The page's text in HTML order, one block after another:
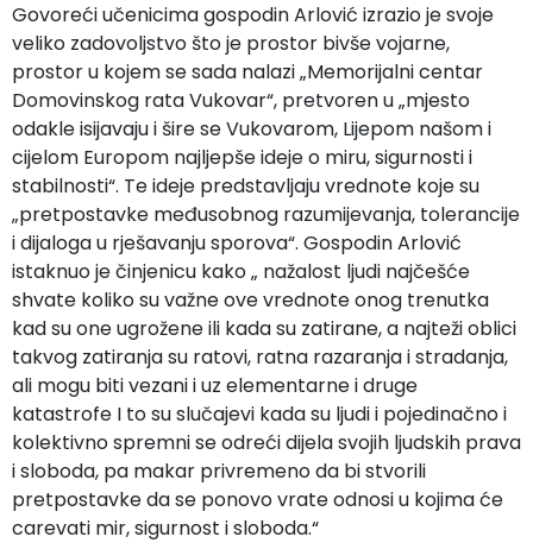
Govoreći učenicima gospodin Arlović izrazio je svoje
veliko zadovoljstvo što je prostor bivše vojarne,
prostor u kojem se sada nalazi „Memorijalni centar
Domovinskog rata Vukovar“, pretvoren u „mjesto
odakle isijavaju i šire se Vukovarom, Lijepom našom i
cijelom Europom najljepše ideje o miru, sigurnosti i
stabilnosti“. Te ideje predstavljaju vrednote koje su
„pretpostavke međusobnog razumijevanja, tolerancije
i dijaloga u rješavanju sporova“. Gospodin Arlović
istaknuo je činjenicu kako „ nažalost ljudi najčešće
shvate koliko su važne ove vrednote onog trenutka
kad su one ugrožene ili kada su zatirane, a najteži oblici
takvog zatiranja su ratovi, ratna razaranja i stradanja,
ali mogu biti vezani i uz elementarne i druge
katastrofe I to su slučajevi kada su ljudi i pojedinačno i
kolektivno spremni se odreći dijela svojih ljudskih prava
i sloboda, pa makar privremeno da bi stvorili
pretpostavke da se ponovo vrate odnosi u kojima će
carevati mir, sigurnost i sloboda.“